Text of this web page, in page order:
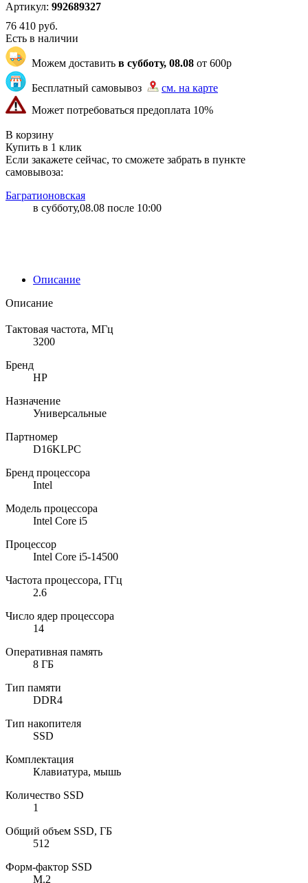
Артикул: 992689327
76 410 руб.
Есть в наличии
Можем доставить в субботу, 08.08 от 600р
Бесплатный самовывоз
см. на карте
Может потребоваться предоплата 10%
В корзину
Купить в 1 клик
Если закажете сейчас, то сможете забрать в пункте
самовывоза:
Багратионовская
в субботу,08.08 после 10:00
Описание
Описание
Тактовая частота, МГц
3200
Бренд
HP
Назначение
Универсальные
Партномер
D16KLPC
Бренд процессора
Intel
Модель процессора
Intel Core i5
Процессор
Intel Core i5-14500
Частота процессора, ГГц
2.6
Число ядер процессора
14
Оперативная память
8 ГБ
Тип памяти
DDR4
Тип накопителя
SSD
Комплектация
Клавиатура, мышь
Количество SSD
1
Общий объем SSD, ГБ
512
Форм-фактор SSD
M.2